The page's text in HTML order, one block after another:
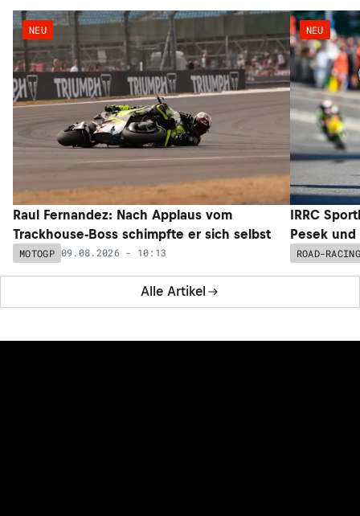
Alle Artikel
NEU
Raul Fernandez: Nach Applaus vom
Trackhouse-Boss schimpfte er sich selbst
MOTOGP 09.08.2026 - 10:13
NEU
IRRC
Pesek und
ROAD-RACING